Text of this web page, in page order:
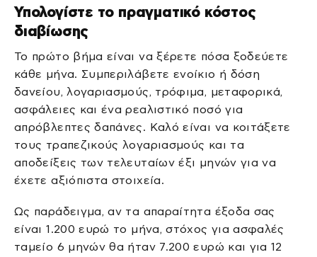
Υπολογίστε το πραγματικό κόστος
διαβίωσης
Το πρώτο βήμα είναι να ξέρετε πόσα ξοδεύετε
κάθε μήνα. Συμπεριλάβετε ενοίκιο ή δόση
δανείου, λογαριασμούς, τρόφιμα, μεταφορικά,
ασφάλειες και ένα ρεαλιστικό ποσό για
απρόβλεπτες δαπάνες. Καλό είναι να κοιτάξετε
τους τραπεζικούς λογαριασμούς και τα
αποδείξεις των τελευταίων έξι μηνών για να
έχετε αξιόπιστα στοιχεία.
Ως παράδειγμα, αν τα απαραίτητα έξοδα σας
είναι 1.200 ευρώ το μήνα, στόχος για ασφαλές
ταμείο 6 μηνών θα ήταν 7.200 ευρώ και για 12